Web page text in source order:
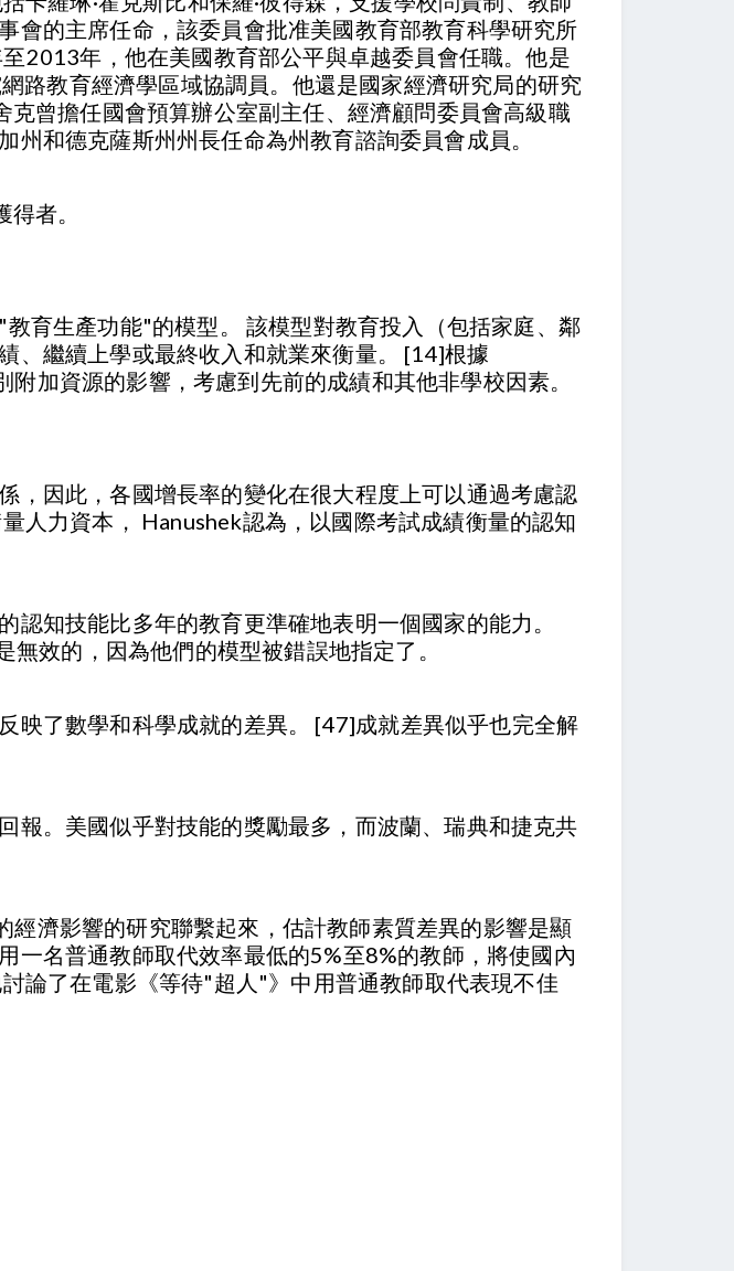
會的主席任命，該委員會批准美國教育部教育科學研究所
2013年，他在美國教育部公平與卓越委員會任職。他是
路教育經濟學區域協調員。他還是國家經濟研究局的研究
曾擔任國會預算辦公室副主任、經濟顧問委員會高級職
和德克薩斯州州長任命為州教育諮詢委員會成員。
者。
育生產功能"的模型。 該模型對教育投入（包括家庭、鄰
、繼續上學或最終收入和就業來衡量。 [14]根據
加資源的影響，考慮到先前的成績和其他非學校因素。
，因此，各國增長率的變化在很大程度上可以通過考慮認
人力資本， Hanushek認為，以國際考試成績衡量的認知
知技能比多年的教育更準確地表明一個國家的能力。
效的，因為他們的模型被錯誤地指定了。
映了數學和科學成就的差異。 [47]成就差異似乎也完全解
報。美國似乎對技能的獎勵最多，而波蘭、瑞典和捷克共
濟影響的研究聯繫起來，估計教師素質差異的影響是顯
一名普通教師取代效率最低的5%至8%的教師，將使國內
論了在電影《等待"超人"》中用普通教師取代表現不佳